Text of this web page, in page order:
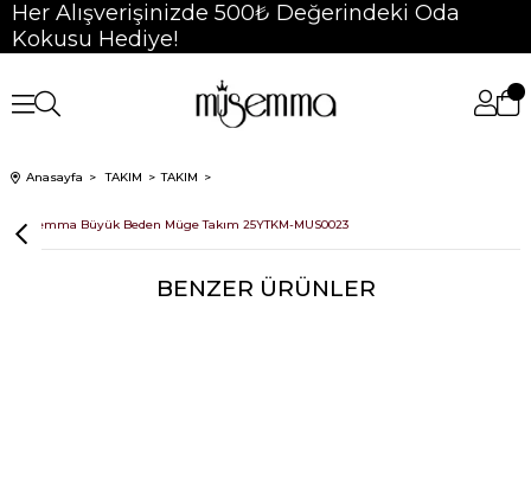
Her Alışverişinizde 500₺ Değerindeki Oda
Kokusu Hediye!
Anasayfa TAKIM TAKIM
Müsemma Büyük Beden Müge Takım 25YTKM-MUS0023
BENZER ÜRÜNLER